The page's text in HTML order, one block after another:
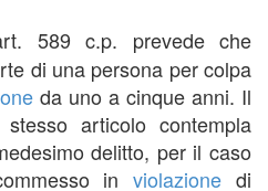
589 c.p. prevede che
di una persona per colpa
da uno a cinque anni. Il
articolo contempla
delitto, per il caso
inviolazione di